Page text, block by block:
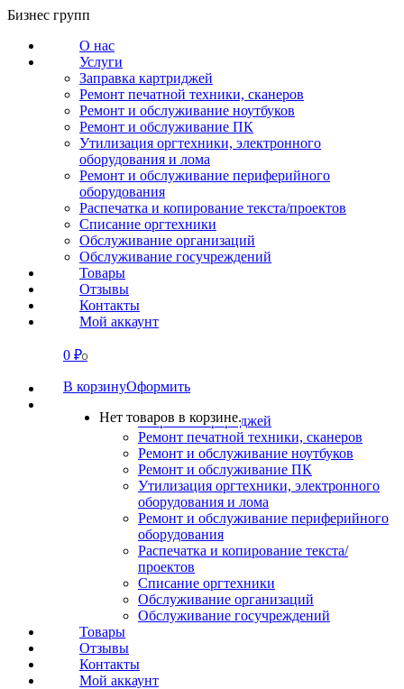
Перейти
содержанию
Бизнес групп
О нас
Услуги
Заправка картриджей
Ремонт печатной техники, сканеров
Ремонт и обслуживание ноутбуков
Ремонт и обслуживание ПК
Утилизация оргтехники, электронного
оборудования и лома
Ремонт и обслуживание периферийного
оборудования
Распечатка и копирование текста/проектов
Списание оргтехники
Обслуживание организаций
Обслуживание госучреждений
Товары
Отзывы
Контакты
Мой аккаунт
0 ₽0
В корзинуОформить
Нет товаров в корзине.
СВЯЗАТЬСЯ
О нас
Заправка картриджей
Ремонт печатной техники, сканеров
Ремонт и обслуживание ноутбуков
Ремонт и обслуживание ПК
Утилизация оргтехники, электронного
оборудования и лома
Ремонт и обслуживание периферийного
оборудования
Распечатка и копирование текста/
проектов
Списание оргтехники
Обслуживание организаций
Обслуживание госучреждений
Товары
Отзывы
Контакты
Мой аккаунт